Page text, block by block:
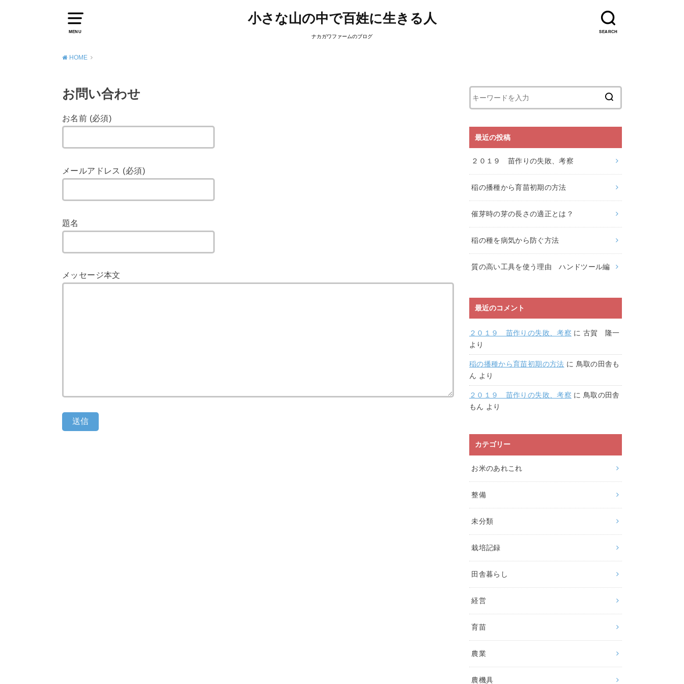
MENU SEARCH
小さな山の中で百姓に生きる人
ナカガワファームのブログ
HOME
お問い合わせ
お名前 (必須)
メールアドレス (必須)
題名
メッセージ本文
最近の投稿
２０１９ 苗作りの失敗、考察
稲の播種から育苗初期の方法
催芽時の芽の長さの適正とは？
稲の種を病気から防ぐ方法
質の高い工具を使う理由 ハンドツール編
最近のコメント
２０１９ 苗作りの失敗、考察 に 古賀 隆一
より
稲の播種から育苗初期の方法 に 鳥取の田舎も
ん より
２０１９ 苗作りの失敗、考察 に 鳥取の田舎
もん より
カテゴリー
お米のあれこれ
整備
未分類
栽培記録
田舎暮らし
経営
育苗
農業
農機具